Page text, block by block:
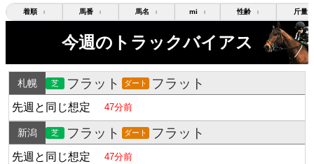
着順 ↕ 馬番 ↕ 馬名 ↕ mi ↕ 性齢 ↕ 斤量
今週のトラックバイアス
札幌 芝 フラット ダート フラット
先週と同じ想定 47分前
新潟 芝 フラット ダート フラット
先週と同じ想定 47分前